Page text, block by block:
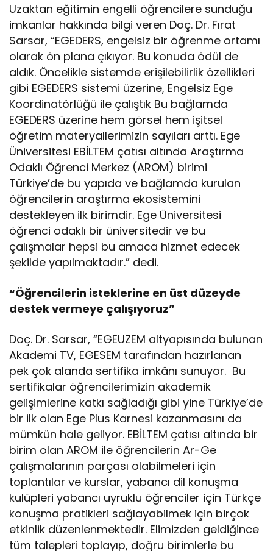
Uzaktan eğitimin engelli öğrencilere sunduğu
imkanlar hakkında bilgi veren Doç. Dr. Fırat
Sarsar, “EGEDERS, engelsiz bir öğrenme ortamı
olarak ön plana çıkıyor. Bu konuda ödül de
aldık. Öncelikle sistemde erişilebilirlik özellikleri
gibi EGEDERS sistemi üzerine, Engelsiz Ege
Koordinatörlüğü ile çalıştık Bu bağlamda
EGEDERS üzerine hem görsel hem işitsel
öğretim materyallerimizin sayıları arttı. Ege
Üniversitesi EBİLTEM çatısı altında Araştırma
Odaklı Öğrenci Merkez (AROM) birimi
Türkiye’de bu yapıda ve bağlamda kurulan
öğrencilerin araştırma ekosistemini
destekleyen ilk birimdir. Ege Üniversitesi
öğrenci odaklı bir üniversitedir ve bu
çalışmalar hepsi bu amaca hizmet edecek
şekilde yapılmaktadır.” dedi.
“Öğrencilerin isteklerine en üst düzeyde
destek vermeye çalışıyoruz”
Doç. Dr. Sarsar, “EGEUZEM altyapısında bulunan
Akademi TV, EGESEM tarafından hazırlanan
pek çok alanda sertifika imkânı sunuyor. Bu
sertifikalar öğrencilerimizin akademik
gelişimlerine katkı sağladığı gibi yine Türkiye’de
bir ilk olan Ege Plus Karnesi kazanmasını da
mümkün hale geliyor. EBİLTEM çatısı altında bir
birim olan AROM ile öğrencilerin Ar-Ge
çalışmalarının parçası olabilmeleri için
toplantılar ve kurslar, yabancı dil konuşma
kulüpleri yabancı uyruklu öğrenciler için Türkçe
konuşma pratikleri sağlayabilmek için birçok
etkinlik düzenlenmektedir. Elimizden geldiğince
tüm talepleri toplayıp, doğru birimlerle bu